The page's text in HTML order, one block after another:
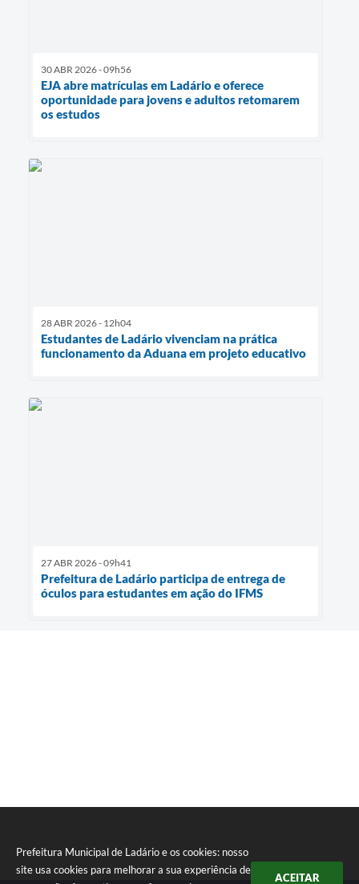
Prefeitura Municipal de Ladário e os cookies: nosso
site usa cookies para melhorar a sua experiência de
ACEITAR
30 ABR 2026 - 09h56
EJA abre matrículas em Ladário e oferece
oportunidade para jovens e adultos retomarem
os estudos
28 ABR 2026 - 12h04
Estudantes de Ladário vivenciam na prática
funcionamento da Aduana em projeto educativo
27 ABR 2026 - 09h41
Prefeitura de Ladário participa de entrega de
óculos para estudantes em ação do IFMS